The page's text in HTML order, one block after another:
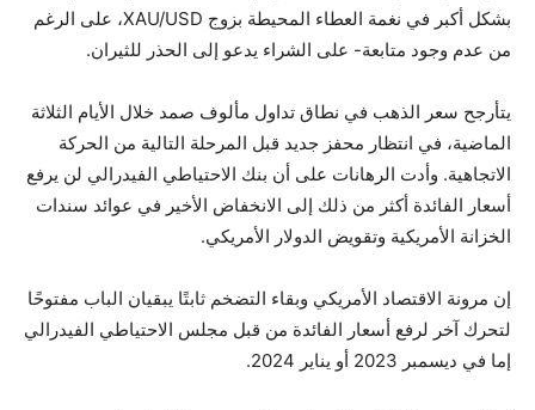
بشكل أكبر في نغمة العطاء المحيطة بزوج XAU/USD، على الرغم
من عدم وجود متابعة- على الشراء يدعو إلى الحذر للثيران.
يتأرجح سعر الذهب في نطاق تداول مألوف صمد خلال الأيام الثلاثة
الماضية، في انتظار محفز جديد قبل المرحلة التالية من الحركة
الاتجاهية. وأدت الرهانات على أن بنك الاحتياطي الفيدرالي لن يرفع
أسعار الفائدة أكثر من ذلك إلى الانخفاض الأخير في عوائد سندات
الخزانة الأمريكية وتقويض الدولار الأمريكي.
إن مرونة الاقتصاد الأمريكي وبقاء التضخم ثابتًا يبقيان الباب مفتوحًا
لتحرك آخر لرفع أسعار الفائدة من قبل مجلس الاحتياطي الفيدرالي
إما في ديسمبر 2023 أو يناير 2024.